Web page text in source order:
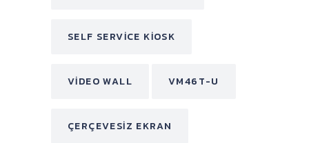
SELF SERVICE KIOSK
VIDEO WALL VM46T-U
ÇERÇEVESIZ EKRAN